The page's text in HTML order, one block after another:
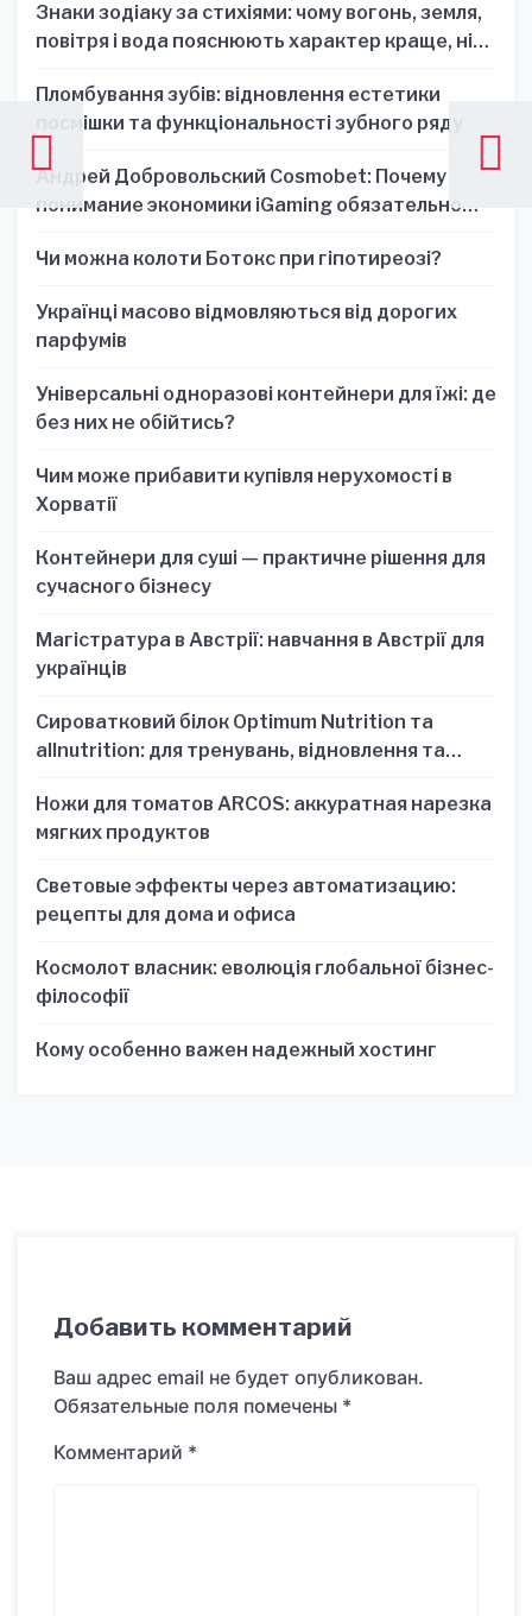
Знаки зодіаку за стихіями: чому вогонь, земля,
повітря і вода пояснюють характер краще, ніж
Пломбування зубів: відновлення естетики
посмішки та функціональності зубного ряду
Андрей Добровольский Cosmobet: Почему
понимание экономики iGaming обязательно
Чи можна колоти Ботокс при гіпотиреозі?
Українці масово відмовляються від дорогих
парфумів
Універсальні одноразові контейнери для їжі: де
без них не обійтись?
Чим може прибавити купівля нерухомості в
Хорватії
Контейнери для суші — практичне рішення для
сучасного бізнесу
Магістратура в Австрії: навчання в Австрії для
українців
Сироватковий білок Optimum Nutrition та
allnutrition: для тренувань, відновлення та
Ножи для томатов ARCOS: аккуратная нарезка
мягких продуктов
Световые эффекты через автоматизацию:
рецепты для дома и офиса
Космолот власник: еволюція глобальної бізнес-
філософії
Кому особенно важен надежный хостинг
Добавить комментарий
Ваш адрес email не будет опубликован.
Обязательные поля помечены *
Комментарий *